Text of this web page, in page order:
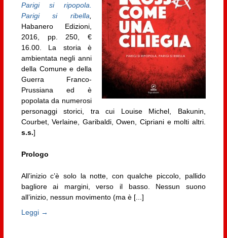
Parigi si ripopola.
Parigi si ribella
Habanero Edizioni,
2016, pp. 250, €
16.00. La storia è
ambientata negli anni
della Comune e della
Guerra Franco-
Prussiana ed è
popolata da numerosi
personaggi storici, tra cui Louise Michel, Bakunin,
Courbet, Verlaine, Garibaldi, Owen, Cipriani e molti altri.
s.s.]
Prologo
All’inizio c’è solo la notte, con qualche piccolo, pallido
bagliore ai margini, verso il basso. Nessun suono
all’inizio, nessun movimento (ma è [...]
Leggi →